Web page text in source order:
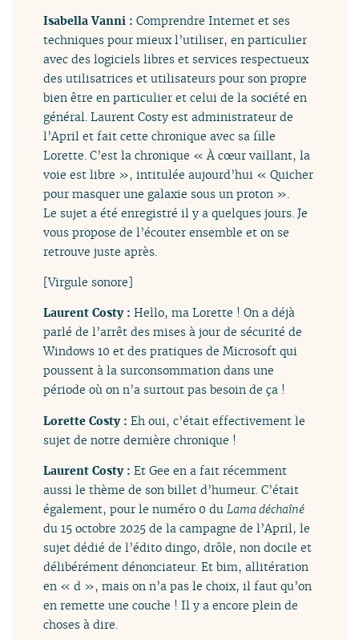
Isabella Vanni :Comprendre Internet et ses
techniques pour mieux l’utiliser, en particulier
avec des logiciels libres et services respectueux
des utilisatrices et utilisateurs pour son propre
bien être en particulier et celui de la société en
général. Laurent Costy est administrateur de
l’April et fait cette chronique avec sa fille
Lorette. C’est la chronique « À cœur vaillant, la
voie est libre », intitulée aujourd’hui « Quicher
pour masquer une galaxie sous un proton ».
Le sujet a été enregistré il y a quelques jours. Je
vous propose de l’écouter ensemble et on se
retrouve juste après.
[Virgule sonore]
Laurent Costy :Hello, ma Lorette ! On a déjà
parlé de l’arrêt des mises à jour de sécurité de
Windows 10 et des pratiques de Microsoft qui
poussent à la surconsommation dans une
période où on n’a surtout pas besoin de ça !
Lorette Costy :Eh oui, c’était effectivement le
sujet de notre dernière chronique !
Laurent Costy :Et Gee en a fait récemment
aussi le thème de son billet d’humeur. C’était
également, pour le numéro 0 duLama déchaîné
du 15 octobre 2025 de la campagne de l’April, le
sujet dédié de l’édito dingo, drôle, non docile et
délibérément dénonciateur. Et bim, allitération
en « d », mais on n’a pas le choix, il faut qu’on
en remette une couche ! Il y a encore plein de
choses à dire.